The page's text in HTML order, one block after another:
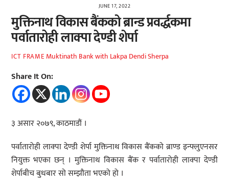
JUNE 17, 2022
मुक्तिनाथ विकास बैंककाे ब्रान्ड प्रवर्द्धकमा
पर्वातारोही लाक्पा देण्डी शेर्पा
ICT FRAME Muktinath Bank with Lakpa Dendi Sherpa
Share It On:
३ असार २०७९, काठमाडौं ।
पर्वातारोही लाक्पा देण्डी शेर्पा मुक्तिनाथ विकास बैंकको ब्राण्ड इन्फ्लुएनसर
नियुक्त भएका छन् । मुक्तिनाथ विकास बैंक र पर्वातारोही लाक्पा देण्डी
शेर्पाबीच बुधबार सो सम्झौता भएको हो ।